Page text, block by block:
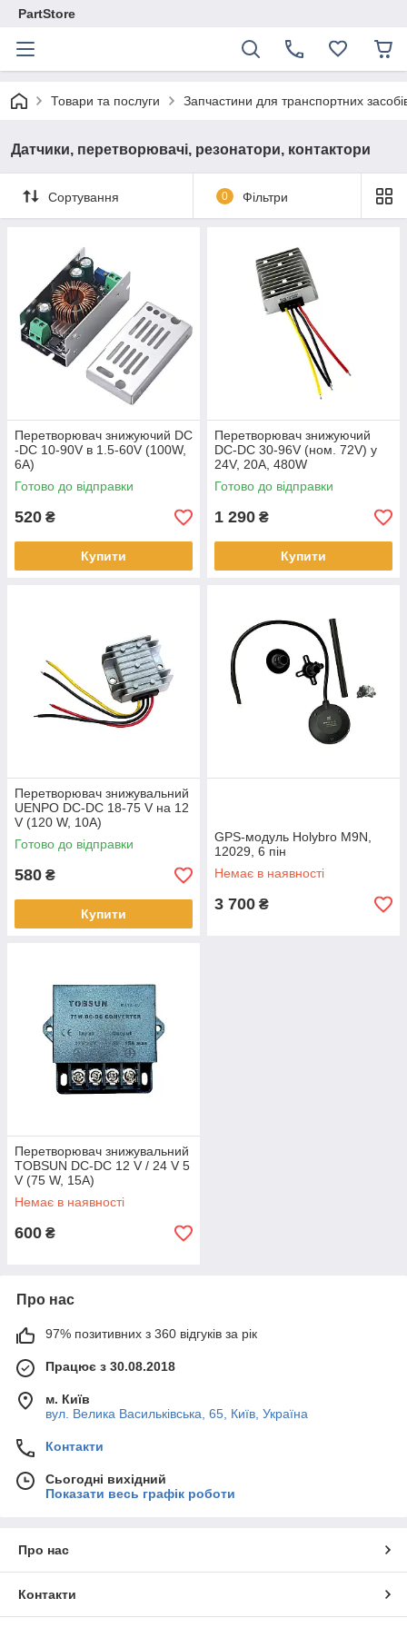
PartStore
Товари та послуги Запчастини для транспортних
Датчики, перетворювачі, резонатори, контактори
Сортування 0 Фільтри
Перетворювач знижуючий DC
-DC 10-90V в 1.5-60V (100W,
6A)
Готово до відправки
520 ₴
Купити
Перетворювач знижуючий
DC-DC 30-96V (ном. 72V) у
24V, 20A, 480W
Готово до відправки
1 290 ₴
Купити
Перетворювач знижувальний
UENPO DC-DC 18-75 V на 12
V (120 W, 10A)
Готово до відправки
580 ₴
Купити
GPS-модуль Holybro M9N,
12029, 6 пін
Немає в наявності
3 700 ₴
Перетворювач знижувальний
TOBSUN DC-DC 12 V / 24 V 5
V (75 W, 15A)
Немає в наявності
600 ₴
Про нас
97% позитивних з 360 відгуків за рік
Працює з 30.08.2018
м. Київ
вул. Велика Васильківська, 65, Київ, Україна
Контакти
Сьогодні вихідний
Показати весь графік роботи
Про нас
Контакти